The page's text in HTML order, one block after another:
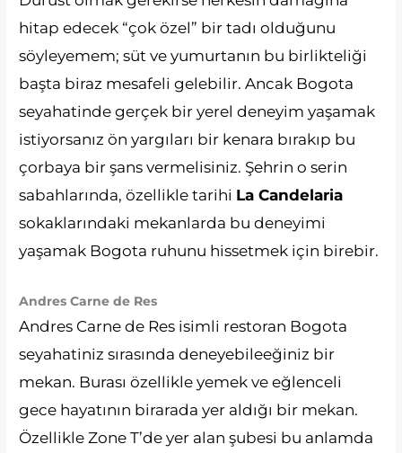
hitap edecek “çok özel” bir tadı olduğunu
söyleyemem; süt ve yumurtanın bu birlikteliği
başta biraz mesafeli gelebilir. Ancak Bogota
seyahatinde gerçek bir yerel deneyim yaşamak
istiyorsanız ön yargıları bir kenara bırakıp bu
çorbaya bir şans vermelisiniz. Şehrin o serin
sabahlarında, özellikle tarihi La Candelaria
sokaklarındaki mekanlarda bu deneyimi
yaşamak Bogota ruhunu hissetmek için birebir.
Andres Carne de Res
Andres Carne de Res isimli restoran Bogota
seyahatiniz sırasında deneyebileeğiniz bir
mekan. Burası özellikle yemek ve eğlenceli
gece hayatının birarada yer aldığı bir mekan.
Özellikle Zone T’de yer alan şubesi bu anlamda